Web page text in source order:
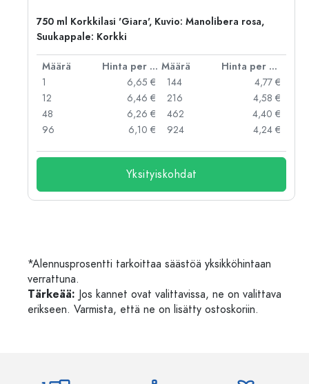
750 ml Korkkilasi 'Giara', Kuvio: Manolibera rosa,
Suukappale: Korkki
Määrä Hinta per kpl Määrä
Hinta per kpl
1
6,65 €
12
6,46 €
48
6,26 €
96
6,10 €
144
4,77 €
216
4,58 €
462
4,40 €
924
4,24 €
Yksityiskohdat
*Alennusprosentti tarkoittaa säästöä yksikköhintaan
verrattuna.
Tärkeää: Jos kannet ovat valittavissa, ne on valittava
erikseen. Varmista, että ne on lisätty ostoskoriin.